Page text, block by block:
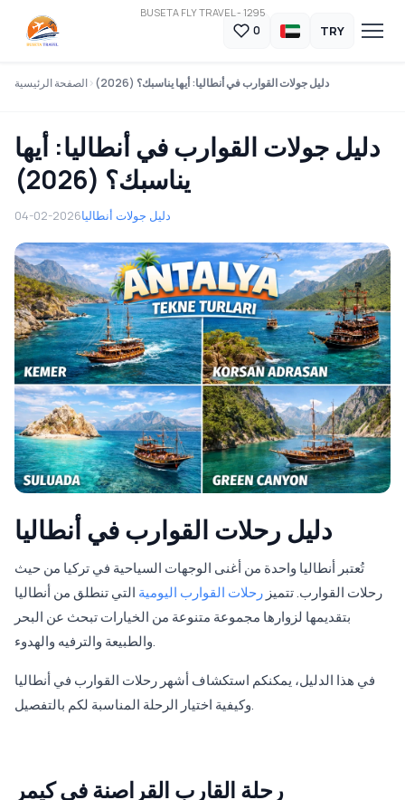
BUSETA FLY TRAVEL - 1295
0 TRY
الصفحة الرئيسية دليل جولات القوارب في أنطاليا: أيها يناسبك؟ (2026)
دليل جولات القوارب في أنطاليا: أيها
يناسبك؟ (2026)
04-02-2026دليل جولات أنطاليا
دليل رحلات القوارب في أنطاليا
تُعتبر أنطاليا واحدة من أغنى الوجهات السياحية في تركيا من حيث
رحلات القوارب. تتميز رحلات القوارب اليومية التي تنطلق من أنطاليا
بتقديمها لزوارها مجموعة متنوعة من الخيارات تبحث عن البحر
والطبيعة والترفيه والهدوء.
في هذا الدليل، يمكنكم استكشاف أشهر رحلات القوارب في أنطاليا
وكيفية اختيار الرحلة المناسبة لكم بالتفصيل.
رحلة القارب القراصنة في كيمر